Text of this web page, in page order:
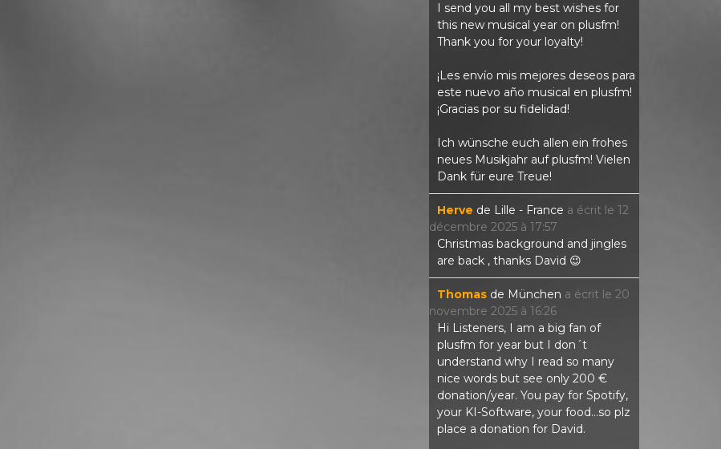
I send you all my best wishes for
this new musical year on plusfm!
Thank you for your loyalty!
¡Les envío mis mejores deseos para
este nuevo año musical en plusfm!
¡Gracias por su fidelidad!
Ich wünsche euch allen ein frohes
neues Musikjahr auf plusfm! Vielen
Dank für eure Treue!
Herve de Lille - France a écrit le 12
décembre 2025 à 17:57
Christmas background and jingles
are back , thanks David 😉
Thomas de München a écrit le 20
novembre 2025 à 16:26
Hi Listeners, I am a big fan of
plusfm for year but I don´t
understand why I read so many
nice words but see only 200 €
donation/year. You pay for Spotify,
your KI-Software, your food...so plz
place a donation for David.